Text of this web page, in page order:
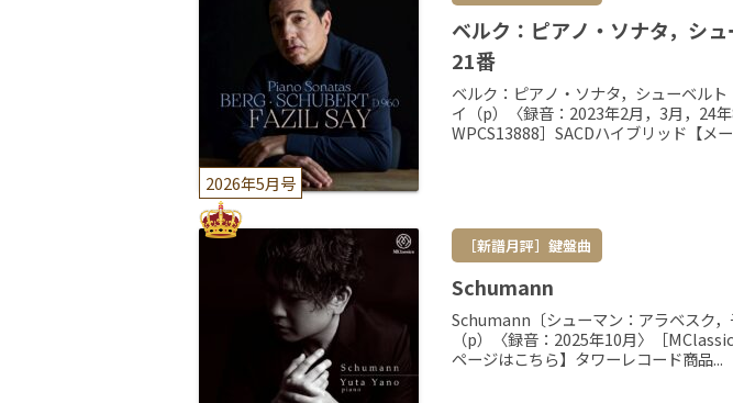
2026年5月号
ベルク：ピアノ・ソナタ，シ
21番
ベルク：ピアノ・ソナタ，シューベル
イ（p）〈録音：2023年2月，3月，24
WPCS13888］SACDハイブリッド【メ
［新譜月評］鍵盤曲
Schumann
Schumann〔シューマン：アラベスク
（p）〈録音：2025年10月〉［
ページはこちら】タワーレコード商品...